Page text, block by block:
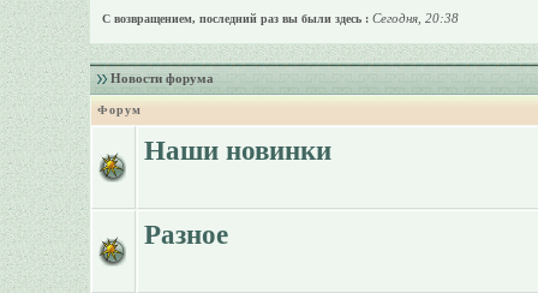
С возвращением, последний раз вы были здесь : Сегодня, 20:38
Новости форума
Форум
Наши новинки
Разное